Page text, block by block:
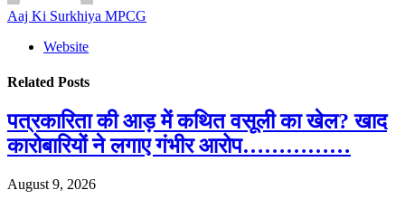
Aaj Ki Surkhiya MPCG
Website
Related Posts
पत्रकारिता की आड़ में कथित वसूली का खेल? खाद
कारोबारियों ने लगाए गंभीर आरोप……………
August 9, 2026